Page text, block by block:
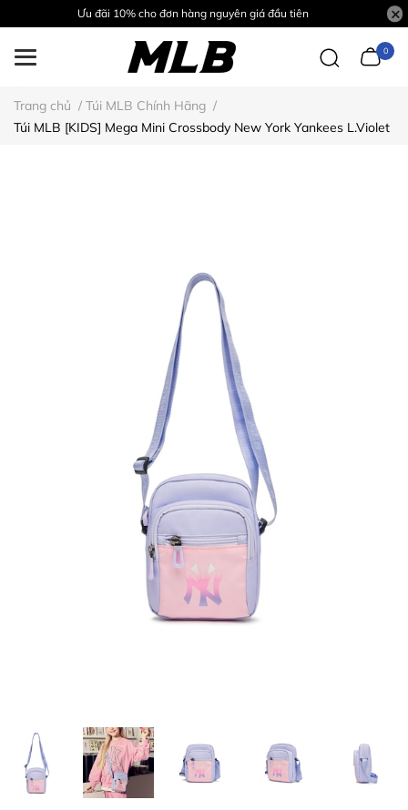
Ưu đãi 10% cho đơn hàng nguyên giá đầu tiên
0
Trang chủ / Túi MLB Chính Hãng /
Túi MLB [KIDS] Mega Mini Crossbody New York Yankees L.Violet